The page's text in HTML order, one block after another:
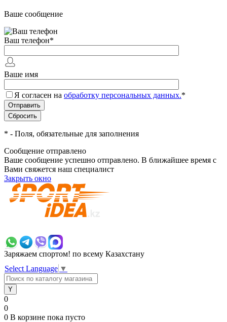
Ваше сообщение
Ваш телефон*
Ваше имя
Я согласен на обработку персональных данных.*
* - Поля, обязательные для заполнения
Сообщение отправлено
Ваше сообщение успешно отправлено. В ближайшее время с
Вами свяжется наш специалист
Закрыть окно
Заряжаем спортом! по всему Казахстану
Select Language ▼
0
0
0 В корзине пока пусто